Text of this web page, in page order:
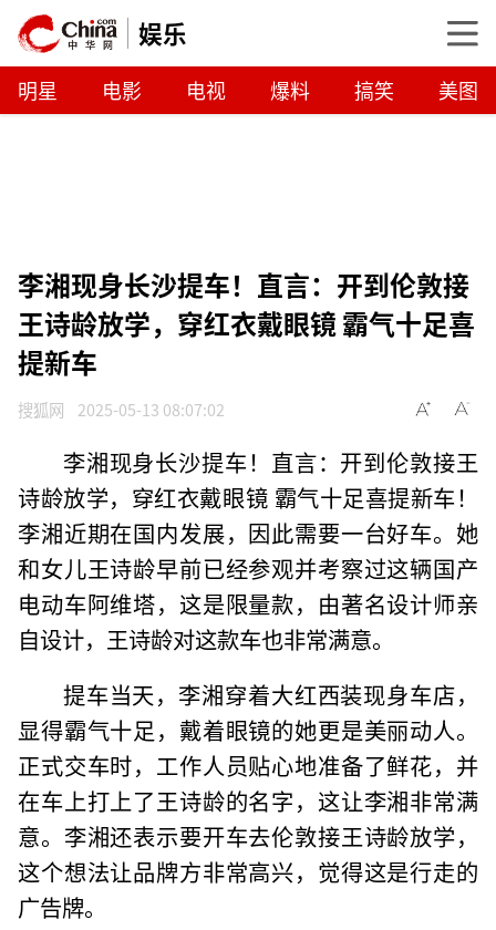
娱乐
明星 电影 电视 爆料 搞笑 美图
李湘现身长沙提车！直言：开到伦敦接
王诗龄放学，穿红衣戴眼镜 霸气十足喜
提新车
搜狐网 2025-05-13 08:07:02
李湘现身长沙提车！直言：开到伦敦接王
诗龄放学，穿红衣戴眼镜 霸气十足喜提新车！
李湘近期在国内发展，因此需要一台好车。她
和女儿王诗龄早前已经参观并考察过这辆国产
电动车阿维塔，这是限量款，由著名设计师亲
自设计，王诗龄对这款车也非常满意。
提车当天，李湘穿着大红西装现身车店，
显得霸气十足，戴着眼镜的她更是美丽动人。
正式交车时，工作人员贴心地准备了鲜花，并
在车上打上了王诗龄的名字，这让李湘非常满
意。李湘还表示要开车去伦敦接王诗龄放学，
这个想法让品牌方非常高兴，觉得这是行走的
广告牌。